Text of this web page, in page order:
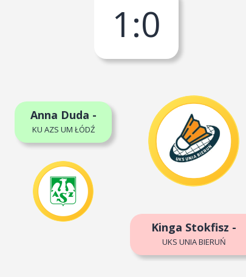
1 :0
Anna Duda -
KU AZS UM ŁÓDŹ
Kinga Stokfisz -
UKS UNIA BIERUŃ